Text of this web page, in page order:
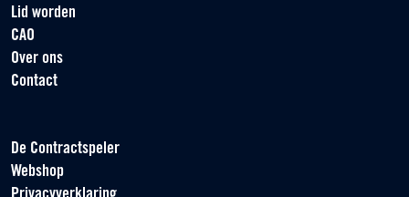
Lid worden
CAO
Over ons
Contact
De Contractspeler
Webshop